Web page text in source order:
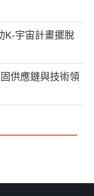
K-宇宙計畫擺脫
供應鏈與技術領